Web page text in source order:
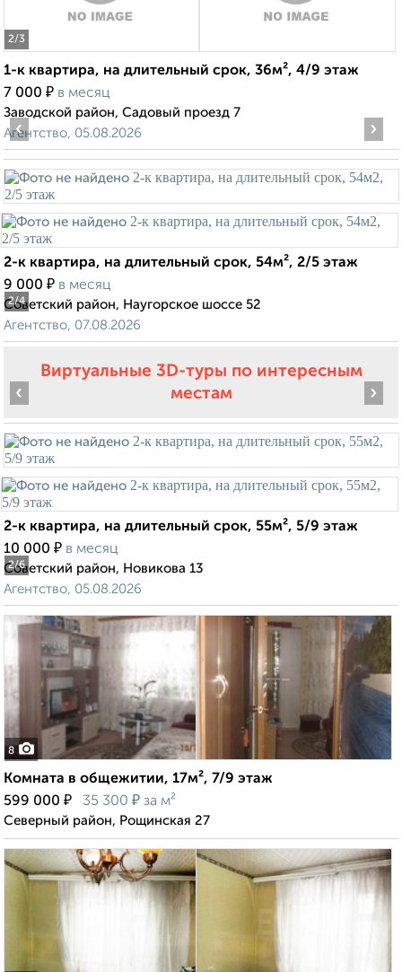
2/3
1-к квартира, на длительный срок, 36м², 4/9 этаж
7 000 ₽ в месяц
Заводской район, Садовый проезд 7
Агентство, 05.08.2026
2/4
‹ ›
2-к квартира, на длительный срок, 54м², 2/5 этаж
9 000 ₽ в месяц
Советский район, Наугорское шоссе 52
Агентство, 07.08.2026
Виртуальные 3D-туры по интересным
местам
2/6
‹ ›
2-к квартира, на длительный срок, 55м², 5/9 этаж
10 000 ₽ в месяц
Советский район, Новикова 13
Агентство, 05.08.2026
8
Комната в общежитии, 17м², 7/9 этаж
599 000 ₽ 35 300 ₽ за м²
Северный район, Рощинская 27